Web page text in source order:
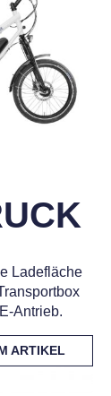
Ladefläche
Antrieb.
ARTIKEL